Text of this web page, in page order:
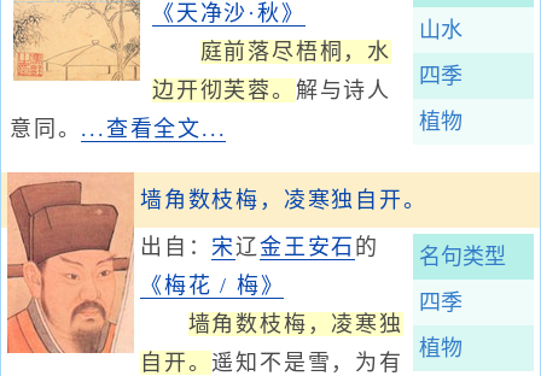
山水
四季
植物
《天净沙·秋》
庭前落尽梧桐，水
边开彻芙蓉。 解与诗人
意同。 ...查看全文...
墙角数枝梅，凌寒独自开。
名句类型
四季
植物
出自：宋辽金王安石 的
《梅花 / 梅》
墙角数枝梅，凌寒独
自开。 遥知不是雪，为有